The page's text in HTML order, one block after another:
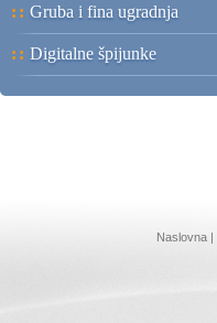
:: Gruba i fina ugradnja
:: Digitalne špijunke
Naslovna |